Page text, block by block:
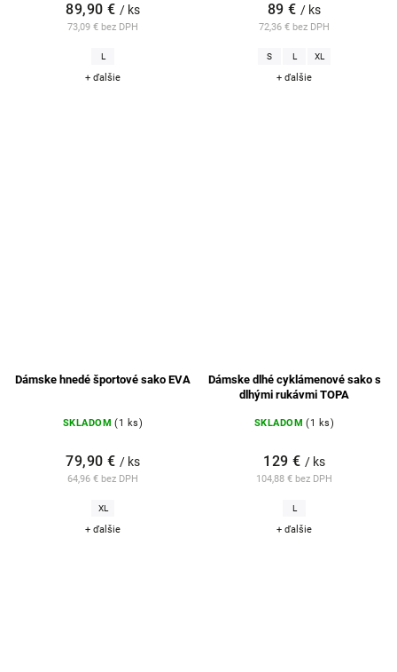
73,09 € bez DPH
89,90 € / ks
L
+ ďalšie
72,36 € bez DPH
89 €/ ks
S L XL
+ ďalšie
Dámske hnedé športové sako EVA
SKLADOM (1 ks)
64,96 € bez DPH
79,90 € / ks
XL
+ ďalšie
Dámske dlhé cyklámenové sako s
dlhými rukávmi TOPA
SKLADOM (1 ks)
104,88 € bez DPH
129 € / ks
L
+ ďalšie